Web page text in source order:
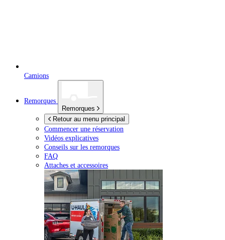
Camions
Remorques
Remorques
Retour au menu principal
Commencer une réservation
Vidéos explicatives
Conseils sur les remorques
FAQ
Attaches et accessoires